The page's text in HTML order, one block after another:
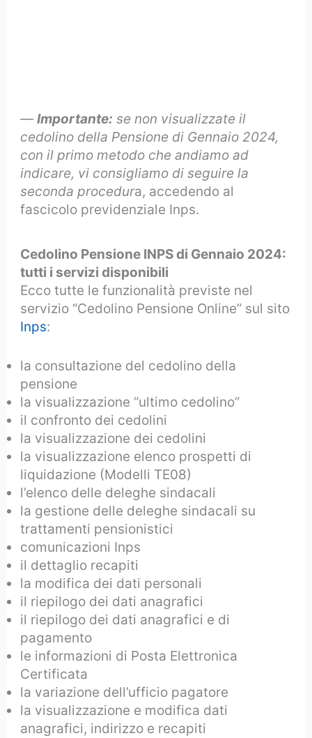
—Importante: se non visualizzate il
cedolino della Pensione di Gennaio 2024,
con il primo metodo che andiamo ad
indicare, vi consigliamo di seguire la
seconda procedura, accedendo al
fascicolo previdenziale Inps.
Cedolino Pensione INPS di Gennaio 2024:
tutti i servizi disponibili
Ecco tutte le funzionalità previste nel
servizio “Cedolino Pensione Online” sul sito
Inps:
la consultazione del cedolino della
pensione
la visualizzazione “ultimo cedolino”
il confronto dei cedolini
la visualizzazione dei cedolini
la visualizzazione elenco prospetti di
liquidazione (Modelli TE08)
l’elenco delle deleghe sindacali
la gestione delle deleghe sindacali su
trattamenti pensionistici
comunicazioni Inps
il dettaglio recapiti
la modifica dei dati personali
il riepilogo dei dati anagrafici
il riepilogo dei dati anagrafici e di
pagamento
le informazioni di Posta Elettronica
Certificata
la variazione dell’ufficio pagatore
la visualizzazione e modifica dati
anagrafici, indirizzo e recapiti